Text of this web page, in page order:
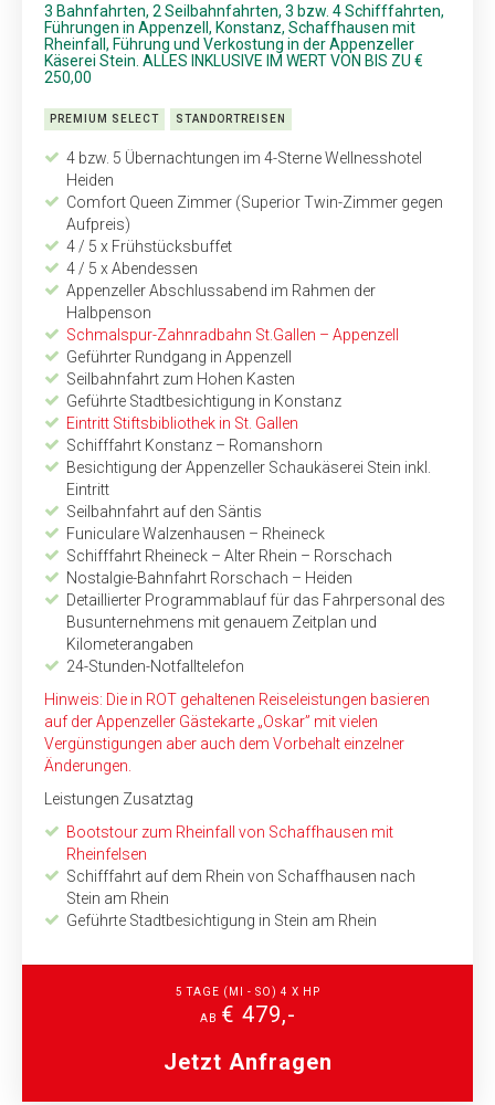
3 Bahnfahrten, 2 Seilbahnfahrten, 3 bzw. 4 Schifffahrten,
Führungen in Appenzell, Konstanz, Schaffhausen mit
Rheinfall, Führung und Verkostung in der Appenzeller
Käserei Stein. ALLES INKLUSIVE IM WERT VON BIS ZU €
250,00
PREMIUM SELECT STANDORTREISEN
4 bzw. 5 Übernachtungen im 4-Sterne Wellnesshotel
Heiden
Comfort Queen Zimmer (Superior Twin-Zimmer gegen
Aufpreis)
4 / 5 x Frühstücksbuffet
4 / 5 x Abendessen
Appenzeller Abschlussabend im Rahmen der
Halbpenson
Schmalspur-Zahnradbahn St.Gallen – Appenzell
Geführter Rundgang in Appenzell
Seilbahnfahrt zum Hohen Kasten
Geführte Stadtbesichtigung in Konstanz
Eintritt Stiftsbibliothek in St. Gallen
Schifffahrt Konstanz – Romanshorn
Besichtigung der Appenzeller Schaukäserei Stein inkl.
Eintritt
Seilbahnfahrt auf den Säntis
Funiculare Walzenhausen – Rheineck
Schifffahrt Rheineck – Alter Rhein – Rorschach
Nostalgie-Bahnfahrt Rorschach – Heiden
Detaillierter Programmablauf für das Fahrpersonal des
Busunternehmens mit genauem Zeitplan und
Kilometerangaben
24-Stunden-Notfalltelefon
Hinweis: Die in ROT gehaltenen Reiseleistungen basieren
auf der Appenzeller Gästekarte „Oskar” mit vielen
Vergünstigungen aber auch dem Vorbehalt einzelner
Änderungen.
Leistungen Zusatztag
Bootstour zum Rheinfall von Schaffhausen mit
Rheinfelsen
Schifffahrt auf dem Rhein von Schaffhausen nach
Stein am Rhein
Geführte Stadtbesichtigung in Stein am Rhein
5 TAGE (MI - SO) 4 X HP
AB € 479,-
Jetzt Anfragen